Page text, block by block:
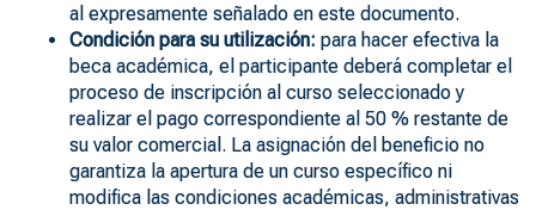
al expresamente señalado en este documento.
Condición para su utilización: para hacer efectiva la
beca académica, el participante deberá completar el
proceso de inscripción al curso seleccionado y
realizar el pago correspondiente al 50 % restante de
su valor comercial. La asignación del beneficio no
garantiza la apertura de un curso específico ni
modifica las condiciones académicas, administrativas